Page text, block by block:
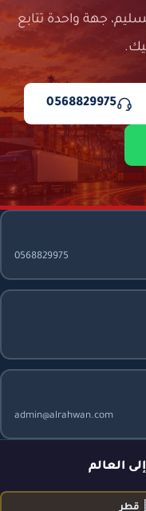
جهة واحدة تتابع
0568829975
0568829975
admin@alrahwan.com
العالم
قطر